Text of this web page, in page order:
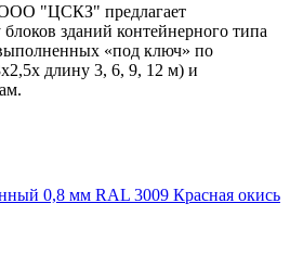
ООО "ЦСКЗ" предлагает
зданий контейнерного типа
«под ключ» по
длину 3, 6, 9, 12 м) и
0,8 мм RAL 3009 Красная окись